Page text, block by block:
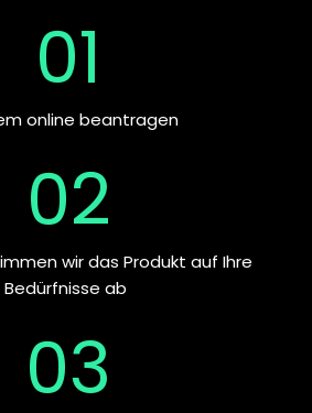
01
online beantragen
02
wir das Produkt auf Ihre
Bedürfnisse ab
03